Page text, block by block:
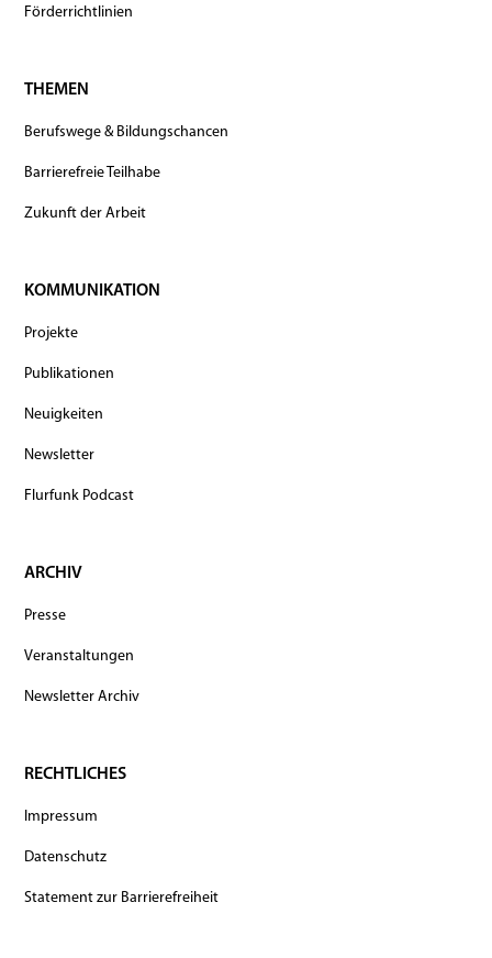
Förderrichtlinien
THEMEN
Berufswege & Bildungschancen
Barrierefreie Teilhabe
Zukunft der Arbeit
KOMMUNIKATION
Projekte
Publikationen
Neuigkeiten
Newsletter
Flurfunk Podcast
ARCHIV
Presse
Veranstaltungen
Newsletter Archiv
RECHTLICHES
Impressum
Datenschutz
Statement zur Barrierefreiheit